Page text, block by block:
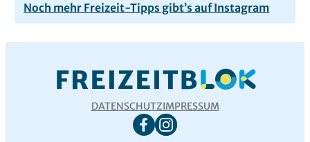
Noch mehr Freizeit-Tipps gibt’s auf Instagram
DATENSCHUTZIMPRESSUM